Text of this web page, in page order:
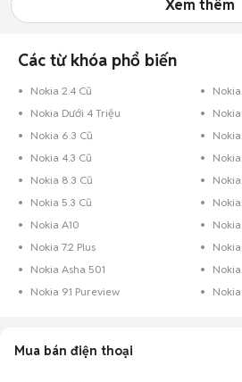
Xem thêm
Các từ khóa phổ biến
Nokia 2.4 Cũ
Nokia Dưới 4 Triệu
Nokia 6.3 Cũ
Nokia 4.3 Cũ
Nokia 8.3 Cũ
Nokia
Nokia 5.3 Cũ
Nokia A10
Nokia 7.2 Plus
Nokia Asha 501
Nokia
Nokia 9.1 Pureview
Mua bán điện thoại